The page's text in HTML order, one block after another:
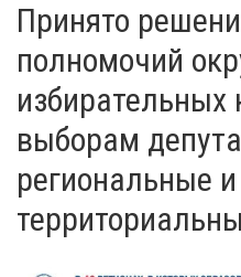
Принято
полномочий
избирательных
выборам
региональные и